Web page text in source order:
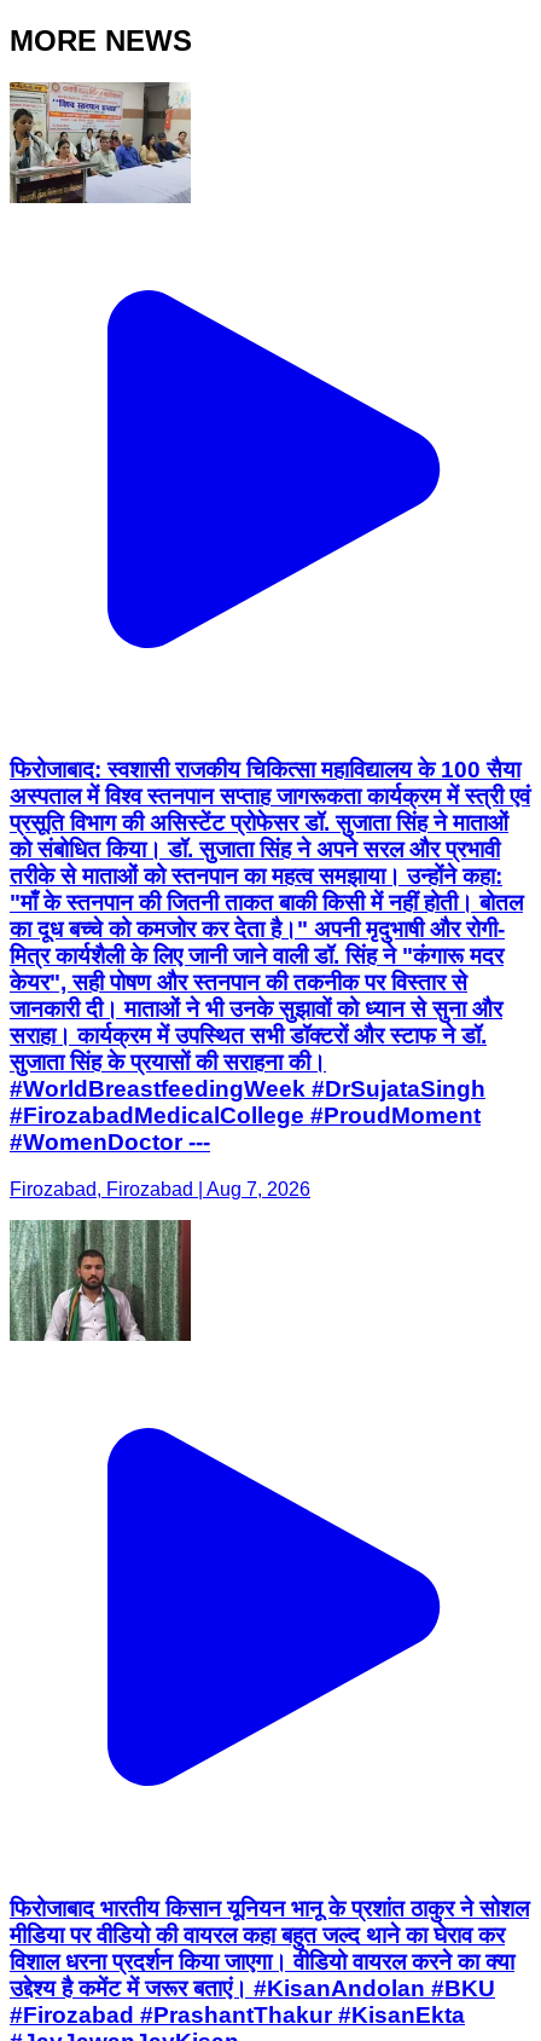
MORE NEWS
फिरोजाबाद: स्वशासी राजकीय चिकित्सा महाविद्यालय के 100 सैया
अस्पताल में विश्व स्तनपान सप्ताह जागरूकता कार्यक्रम में स्त्री एवं
प्रसूति विभाग की असिस्टेंट प्रोफेसर डॉ. सुजाता सिंह ने माताओं
को संबोधित किया। डॉ. सुजाता सिंह ने अपने सरल और प्रभावी
तरीके से माताओं को स्तनपान का महत्व समझाया। उन्होंने कहा:
"माँ के स्तनपान की जितनी ताकत बाकी किसी में नहीं होती। बोतल
का दूध बच्चे को कमजोर कर देता है।" अपनी मृदुभाषी और रोगी-
मित्र कार्यशैली के लिए जानी जाने वाली डॉ. सिंह ने "कंगारू मदर
केयर", सही पोषण और स्तनपान की तकनीक पर विस्तार से
जानकारी दी। माताओं ने भी उनके सुझावों को ध्यान से सुना और
सराहा। कार्यक्रम में उपस्थित सभी डॉक्टरों और स्टाफ ने डॉ.
सुजाता सिंह के प्रयासों की सराहना की।
#WorldBreastfeedingWeek #DrSujataSingh
#FirozabadMedicalCollege #ProudMoment
#WomenDoctor ---
Firozabad, Firozabad | Aug 7, 2026
फिरोजाबाद भारतीय किसान यूनियन भानू के प्रशांत ठाकुर ने सोशल
मीडिया पर वीडियो की वायरल कहा बहुत जल्द थाने का घेराव कर
विशाल धरना प्रदर्शन किया जाएगा। वीडियो वायरल करने का क्या
उद्देश्य है कमेंट में जरूर बताएं। #KisanAndolan #BKU
#Firozabad #PrashantThakur #KisanEkta